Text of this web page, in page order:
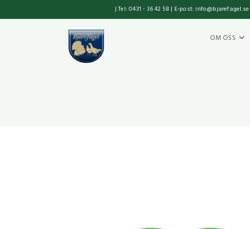
| Tel: 0431 - 36 42 58 | E-post: info@bjarefagel.se
OM OSS